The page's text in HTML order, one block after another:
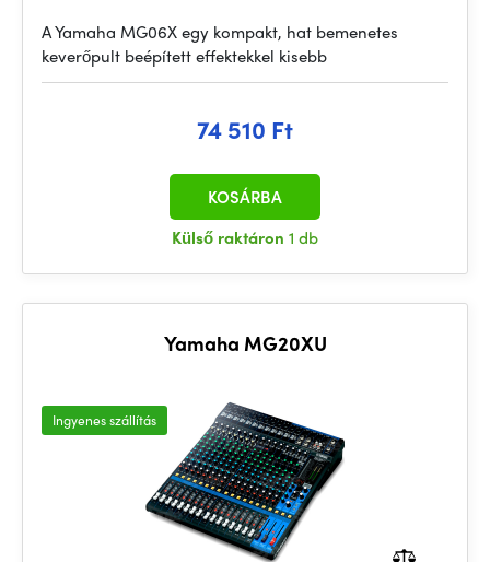
A Yamaha MG06X egy kompakt, hat bemenetes
keverőpult beépített effektekkel kisebb
74 510 Ft
Külső raktáron 1 db
KOSÁRBA
Yamaha MG20XU
Ingyenes szállítás